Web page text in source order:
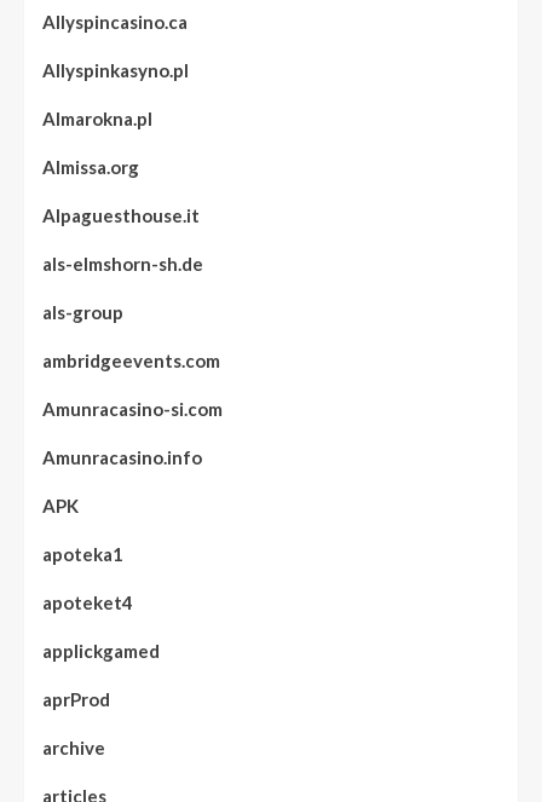
Allyspincasino.ca
Allyspinkasyno.pl
Almarokna.pl
Almissa.org
Alpaguesthouse.it
als-elmshorn-sh.de
als-group
ambridgeevents.com
Amunracasino-si.com
Amunracasino.info
APK
apoteka1
apoteket4
applickgamed
aprProd
archive
articles